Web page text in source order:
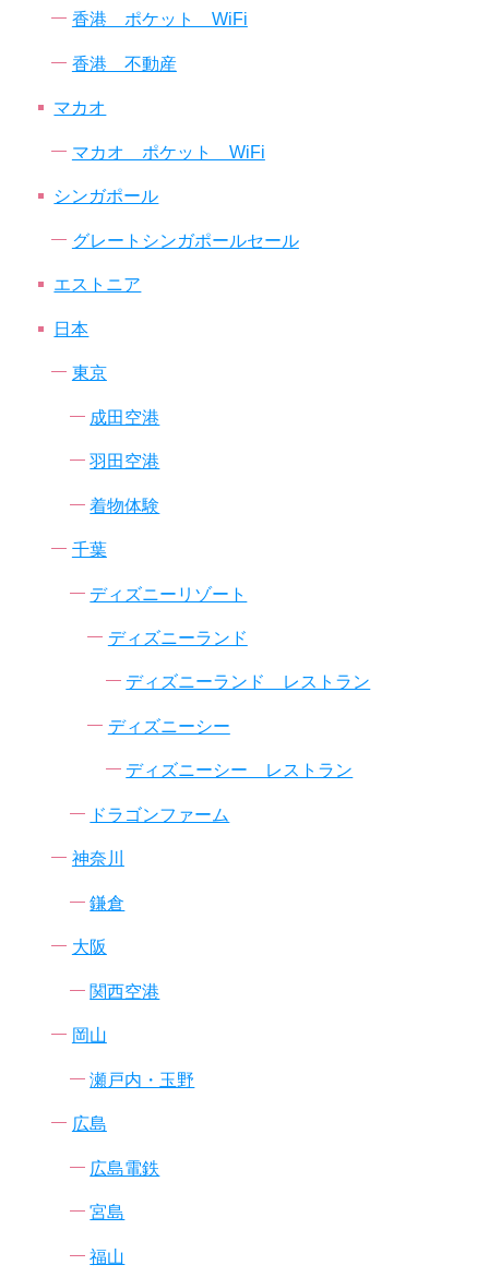
香港 ポケット WiFi
香港 不動産
マカオ
マカオ ポケット WiFi
シンガポール
グレートシンガポールセール
エストニア
日本
東京
成田空港
羽田空港
着物体験
千葉
ディズニーリゾート
ディズニーランド
ディズニーランド レストラン
ディズニーシー
ディズニーシー レストラン
ドラゴンファーム
神奈川
鎌倉
大阪
関西空港
岡山
瀬戸内・玉野
広島
広島電鉄
宮島
福山